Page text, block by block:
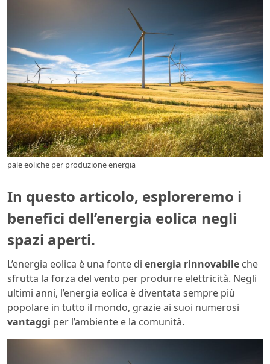
pale eoliche per produzione energia
In questo articolo, esploreremo i
benefici dell’energia eolica negli
spazi aperti.
L’energia eolica è una fonte di energia rinnovabile che
sfrutta la forza del vento per produrre elettricità. Negli
ultimi anni, l’energia eolica è diventata sempre più
popolare in tutto il mondo, grazie ai suoi numerosi
vantaggi per l’ambiente e la comunità.